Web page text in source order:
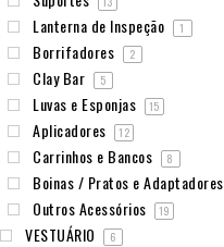
Lanterna de Inspeção 1
Borrifadores 2
Clay Bar 5
Luvas e Esponjas 15
Aplicadores 12
Carrinhos e Bancos 8
Boinas / Pratos e Adaptadores
Outros Acessórios 19
VESTUÁRIO 6